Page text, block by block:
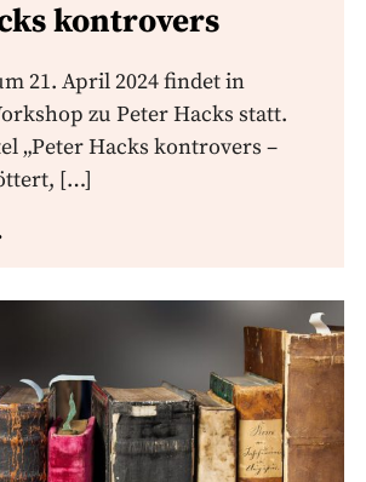
kontrovers
21. April 2024 findet in
zu Peter Hacks statt.
„Peter Hacks kontrovers –
[…]